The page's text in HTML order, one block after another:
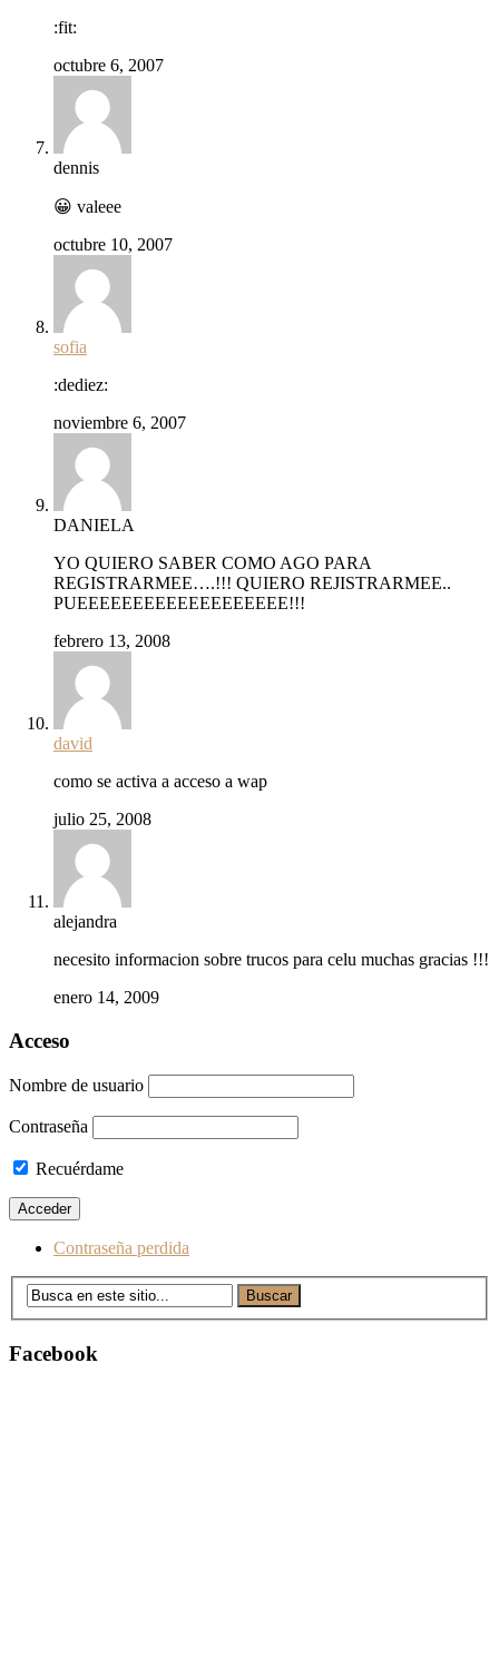
:fit:
octubre 6, 2007
dennis
😀 valeee
octubre 10, 2007
sofia
:dediez:
noviembre 6, 2007
DANIELA
YO QUIERO SABER COMO AGO PARA
REGISTRARMEE….!!! QUIERO REJISTRARMEE..
PUEEEEEEEEEEEEEEEEEEE!!!
febrero 13, 2008
david
como se activa a acceso a wap
julio 25, 2008
alejandra
necesito informacion sobre trucos para celu muchas gracias !!!
enero 14, 2009
Acceso
Nombre de usuario
Contraseña
Recuérdame
Contraseña perdida
Facebook